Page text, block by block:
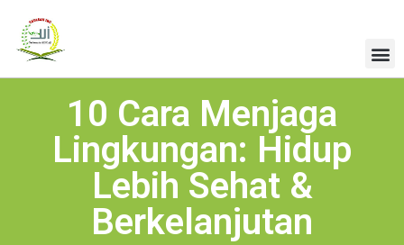
10 Cara Menjaga
Lingkungan: Hidup
Lebih Sehat &
Berkelanjutan